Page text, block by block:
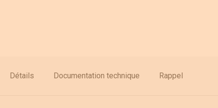
Détails Documentation technique Rappel